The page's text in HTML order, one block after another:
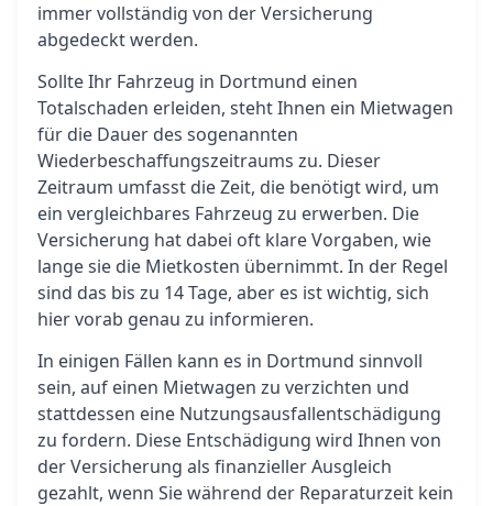
immer vollständig von der Versicherung
abgedeckt werden.
Sollte Ihr Fahrzeug in Dortmund einen
Totalschaden erleiden, steht Ihnen ein Mietwagen
für die Dauer des sogenannten
Wiederbeschaffungszeitraums zu. Dieser
Zeitraum umfasst die Zeit, die benötigt wird, um
ein vergleichbares Fahrzeug zu erwerben. Die
Versicherung hat dabei oft klare Vorgaben, wie
lange sie die Mietkosten übernimmt. In der Regel
sind das bis zu 14 Tage, aber es ist wichtig, sich
hier vorab genau zu informieren.
In einigen Fällen kann es in Dortmund sinnvoll
sein, auf einen Mietwagen zu verzichten und
stattdessen eine Nutzungsausfallentschädigung
zu fordern. Diese Entschädigung wird Ihnen von
der Versicherung als finanzieller Ausgleich
gezahlt, wenn Sie während der Reparaturzeit kein